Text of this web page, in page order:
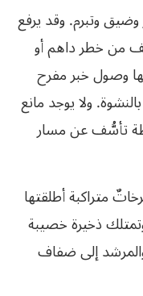
وتبرم. وقد يرفع
من خطر داهم أو
وصول خبر مفرح
ولا يوجد مانع
تأسُّف عن مسار
متراكبة أطلقتها
ذخيرة خصيبة
إلى ضفاف